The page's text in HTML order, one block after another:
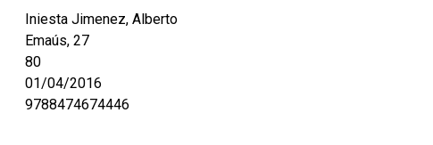
Iniesta Jimenez, Alberto
Emaús, 27
80
01/04/2016
9788474674446